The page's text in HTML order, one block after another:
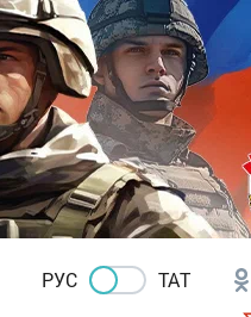
РУС ТАТ